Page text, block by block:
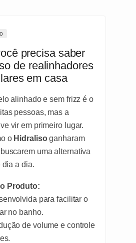
precisa saber
de realinhadores
em casa
alinhado e sem frizz é o
pessoas, mas a
vir em primeiro lugar.
o Hidralisoganharam
uma alternativa
dia a dia.
Produto:
para facilitar o
no banho.
de volume e controle